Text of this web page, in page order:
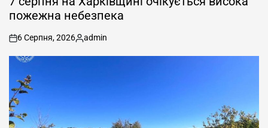
пожежна небезпека
on
6 Серпня, 2026
Опубліковано
admin